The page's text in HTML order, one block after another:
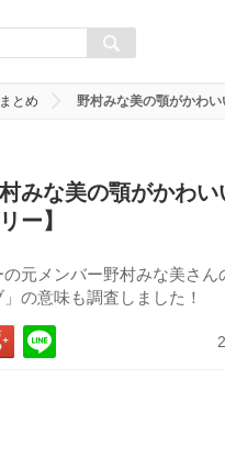
とめ 野村みな美の顎がかわい
みな美の顎がかわ
ー】
元メンバー野村みな美さ
の意味も調査しました！